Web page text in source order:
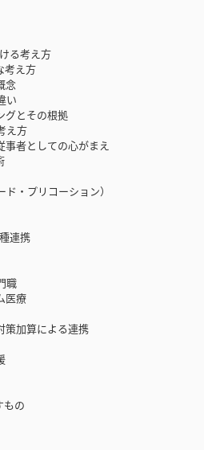
る考え方
え方
念
い
とその根拠
え方
者としての心がまえ
・プリコーション）
連携
職
医療
加算による連携
の